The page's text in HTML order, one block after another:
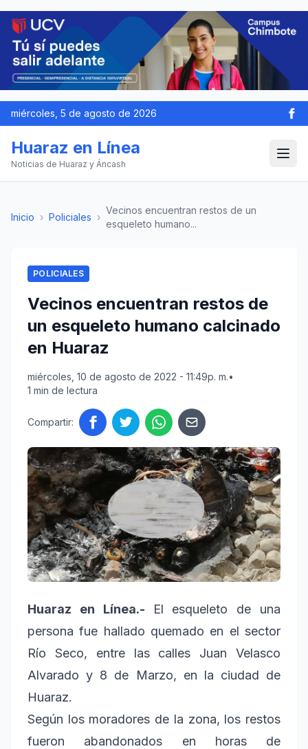
miércoles, 5 de agosto de 2026
Huaraz en Línea
Noticias de Huaraz y Áncash
Inicio › Policiales ›
Vecinos encuentran restos de un
esqueleto humano...
POLICIALES
Vecinos encuentran restos de
un esqueleto humano calcinado
en Huaraz
miércoles, 10 de agosto de 2022 - 11:49p. m.•
1 min de lectura
Compartir:
Huaraz en Línea.-
El esqueleto de una
persona fue hallado quemado en el sector
Río Seco, entre las calles Juan Velasco
Alvarado y 8 de Marzo, en la ciudad de
Huaraz.
Según los moradores de la zona, los restos
fueron abandonados en horas de